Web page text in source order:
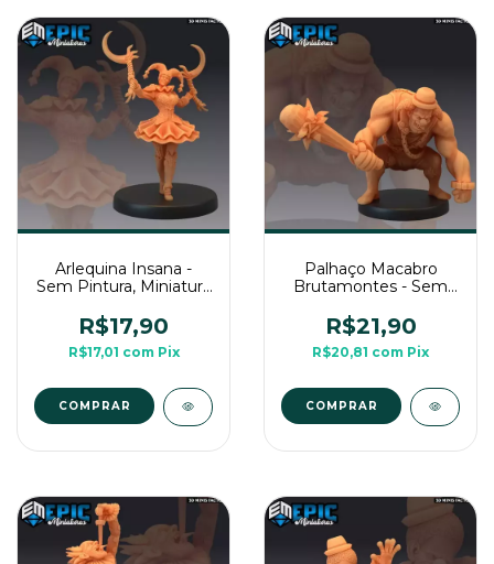
Arlequina Insana -
Sem Pintura, Miniatura
de Mesa
R$17,90
R$17,01 com Pix
COMPRAR
Palhaço Macabro
Brutamontes - Sem
Médio Para RPG de
Mesa
R$21,90
R$20,81 com Pix
COMPRAR